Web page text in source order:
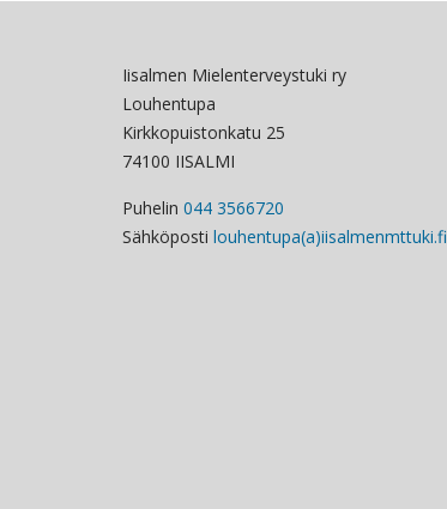
Iisalmen Mielenterveystuki ry
Louhentupa
Kirkkopuistonkatu 25
74100 IISALMI
Puhelin 044 3566720
Sähköposti louhentupa(a)iisalmenmttuki.fi